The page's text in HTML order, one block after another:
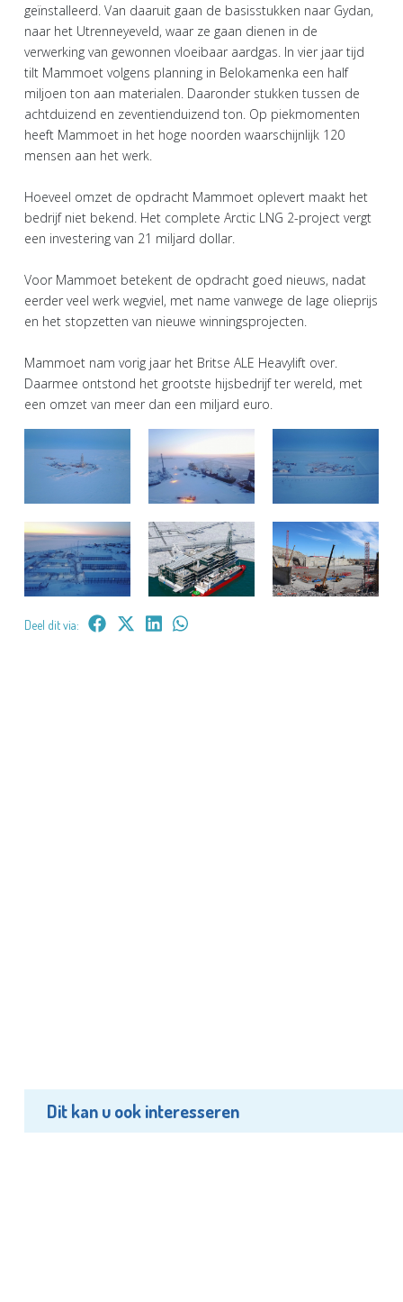
geïnstalleerd. Van daaruit gaan de basisstukken naar Gydan,
naar het Utrenneyeveld, waar ze gaan dienen in de
verwerking van gewonnen vloeibaar aardgas. In vier jaar tijd
tilt Mammoet volgens planning in Belokamenka een half
miljoen ton aan materialen. Daaronder stukken tussen de
achtduizend en zeventienduizend ton. Op piekmomenten
heeft Mammoet in het hoge noorden waarschijnlijk 120
mensen aan het werk.
Hoeveel omzet de opdracht Mammoet oplevert maakt het
bedrijf niet bekend. Het complete Arctic LNG 2-project vergt
een investering van 21 miljard dollar.
Voor Mammoet betekent de opdracht goed nieuws, nadat
eerder veel werk wegviel, met name vanwege de lage olieprijs
en het stopzetten van nieuwe winningsprojecten.
Mammoet nam vorig jaar het Britse ALE Heavylift over.
Daarmee ontstond het grootste hijsbedrijf ter wereld, met
een omzet van meer dan een miljard euro.
Deel dit via:
Dit kan u ook interesseren